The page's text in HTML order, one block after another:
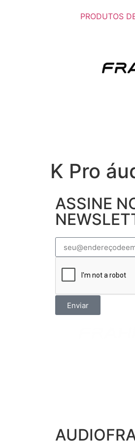
PRODUTOS
K Pro
ASSINE
Enviar